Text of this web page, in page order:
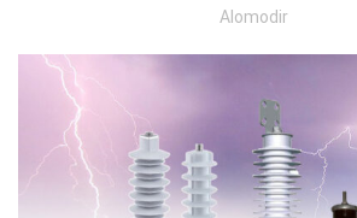
Alomodir